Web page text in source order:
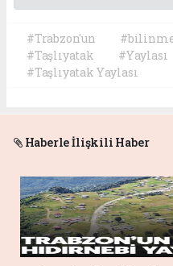
#Trabzon'un
#Taşlıyatak
#Yaylası
#Taşlıyatak Yaylası
Haberle İlişkili Haber